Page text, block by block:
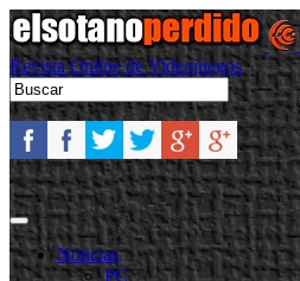
Revista Online de Videojuegos
Noticias
PC